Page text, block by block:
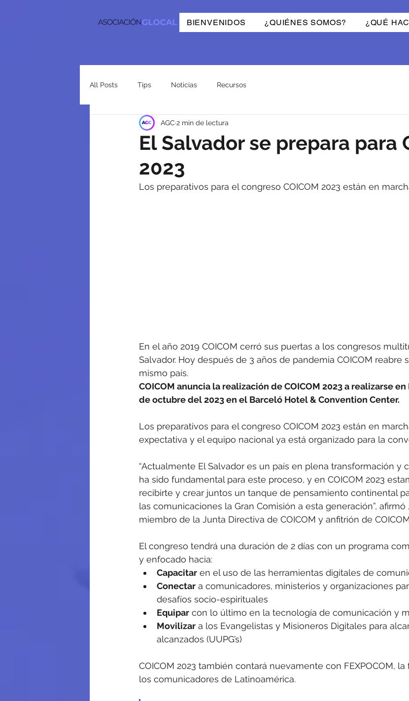
BIENVENIDOS ¿QUIÉNES SOMOS? ¿QUÉ
All Posts Tips Noticias Recursos
El Salvador se prepara para
2023
AGC 2 min de lectura
Los preparativos para el congreso COICOM 2023 están en
En el año 2019 COICOM cerró sus puertas a los congresos
Salvador. Hoy después de 3 años de pandemia COICOM reabre
mismo país.
COICOM anuncia la realización de COICOM 2023 a realizarse
de octubre del 2023 en el Barceló Hotel & Convention Center.
Los preparativos para el congreso COICOM 2023 están en
expectativa y el equipo nacional ya está organizado para la
“Actualmente El Salvador es un país en plena transformación y
ha sido fundamental para este proceso, y en COICOM 2023
recibirte y crear juntos un tanque de pensamiento continental
las comunicaciones la Gran Comisión a esta generación”, afirmó
miembro de la Junta Directiva de COICOM y anfitrión de
El congreso tendrá una duración de 2 días con un programa
y enfocado hacia:
Capacitar en el uso de las herramientas digitales de
Conectar a comunicadores, ministerios y organizaciones
desafíos socio-espirituales
Equipar con lo último en la tecnología de comunicación y
Movilizar a los Evangelistas y Misioneros Digitales para
alcanzados (UUPG’s)
COICOM 2023 también contará nuevamente con FEXPOCOM,
los comunicadores de Latinoamérica.